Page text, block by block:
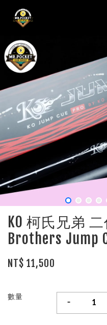
KO 柯氏兄弟
Brothers Jump
NT$ 11,500
數量
-